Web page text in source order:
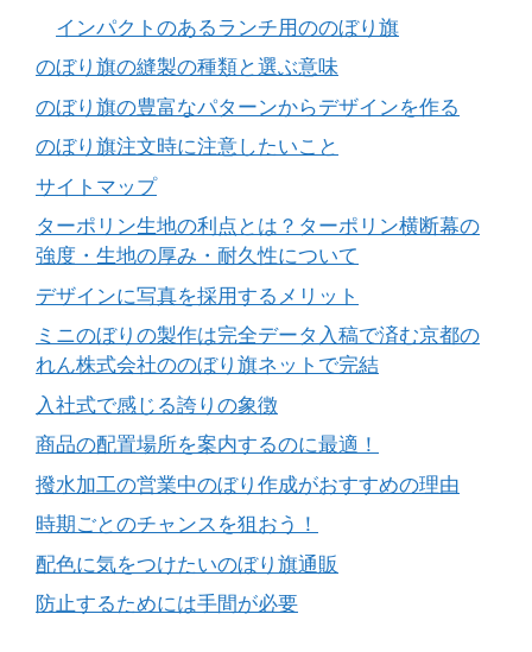
インパクトのあるランチ用ののぼり旗
のぼり旗の縫製の種類と選ぶ意味
のぼり旗の豊富なパターンからデザインを作る
のぼり旗注文時に注意したいこと
サイトマップ
ターポリン生地の利点とは？ターポリン横断幕の
強度・生地の厚み・耐久性について
デザインに写真を採用するメリット
ミニのぼりの製作は完全データ入稿で済む京都の
れん株式会社ののぼり旗ネットで完結
入社式で感じる誇りの象徴
商品の配置場所を案内するのに最適！
撥水加工の営業中のぼり作成がおすすめの理由
時期ごとのチャンスを狙おう！
配色に気をつけたいのぼり旗通販
防止するためには手間が必要